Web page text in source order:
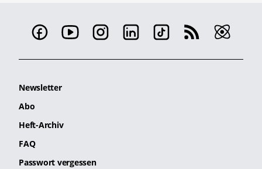
Newsletter
Abo
Heft-Archiv
FAQ
Passwort vergessen